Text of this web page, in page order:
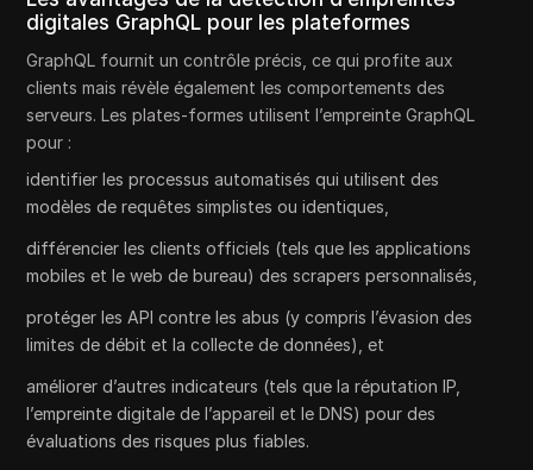
digitales GraphQL pour les plateformes
GraphQL fournit un contrôle précis, ce qui profite aux
clients mais révèle également les comportements des
serveurs. Les plates-formes utilisent l’empreinte GraphQL
pour :
identifier les processus automatisés qui utilisent des
modèles de requêtes simplistes ou identiques,
différencier les clients officiels (tels que les applications
mobiles et le web de bureau) des scrapers personnalisés,
protéger les API contre les abus (y compris l’évasion des
limites de débit et la collecte de données), et
améliorer d’autres indicateurs (tels que la réputation IP,
l’empreinte digitale de l’appareil et le DNS) pour des
évaluations des risques plus fiables.